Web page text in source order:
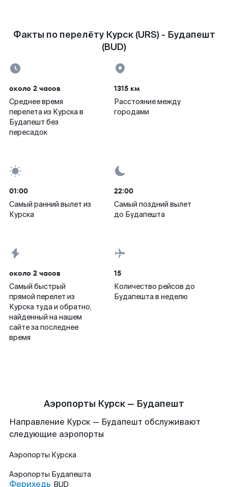
Факты по перелёту Курск (URS) - Будапешт
(BUD)
около 2 часов
Среднее время
перелета из Курска в
Будапешт без
пересадок
1315 км
Расстояние между
городами
01:00
Самый ранний вылет из
Курска
22:00
Самый поздний вылет
до Будапешта
около 2 часов
Самый быстрый
прямой перелет из
Курска туда и обратно,
найденный на нашем
сайте за последнее
время
15
Количество рейсов до
Будапешта в неделю
Аэропорты Курск — Будапешт
Направление Курск — Будапешт обслуживают
следующие аэропорты
Аэропорты Курска
Аэропорты Будапешта
Ферихедь BUD